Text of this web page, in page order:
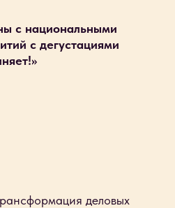
с национальными
с дегустациями
деловых